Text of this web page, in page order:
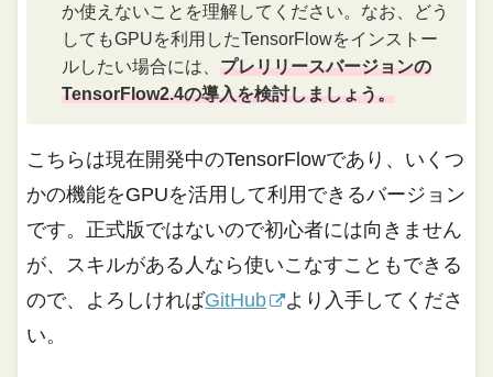
か使えないことを理解してください。なお、どう
してもGPUを利用したTensorFlowをインストー
ルしたい場合には、プレリリースバージョンの
TensorFlow2.4の導入を検討しましょう。
こちらは現在開発中のTensorFlowであり、いくつ
かの機能をGPUを活用して利用できるバージョン
です。正式版ではないので初心者には向きません
が、スキルがある人なら使いこなすこともできる
ので、よろしければGitHub
より入手してくださ
い。